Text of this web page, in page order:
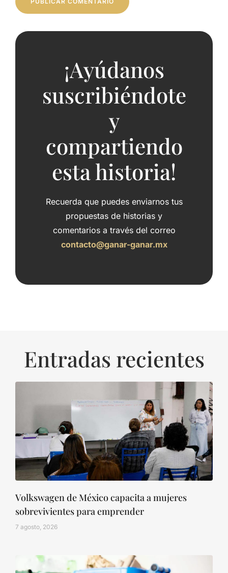
¡Ayúdanos
suscribiéndote
y
compartiendo
esta historia!
Recuerda que puedes enviarnos tus
propuestas de historias y
comentarios a través del correo
contacto@ganar-ganar.mx
Entradas recientes
Volkswagen de México capacita a mujeres
sobrevivientes para emprender
7 agosto, 2026